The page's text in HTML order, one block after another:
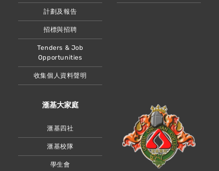
計劃及報告
招標與招聘
Tenders & Job
Opportunities
收集個人資料聲明
滙基大家庭
滙基四社
滙基校隊
學生會